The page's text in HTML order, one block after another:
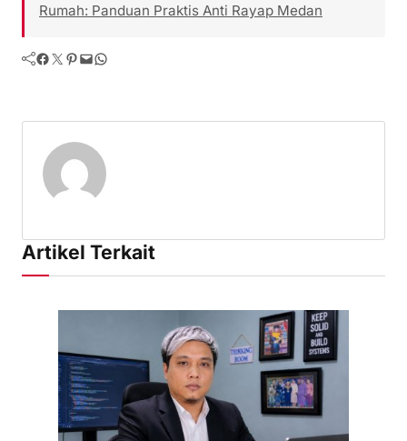
Rumah: Panduan Praktis Anti Rayap Medan
Facebook Twitter Pinterest Mail WhatsApp
Artikel Terkait